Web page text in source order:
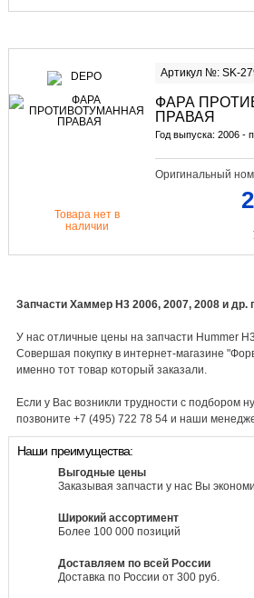
Артикул №: SK-
ФАРА
ПРАВАЯ
Год выпуска: 2006 -
Оригинальный
Товара нет в
наличии
Запчасти Хаммер H3 2006, 2007, 2008 и др.
У нас отличные цены на запчасти Hummer
Совершая покупку в интернет-магазине
именно тот товар который заказали.
Если у Вас возникли трудности с подбором
позвоните +7 (495) 722 78 54 и наши
Наши преимущества:
Выгодные цены
Заказывая запчасти у нас Вы
Широкий ассортимент
Более 100 000 позиций
Доставляем по всей России
Доставка по России от 300 руб.